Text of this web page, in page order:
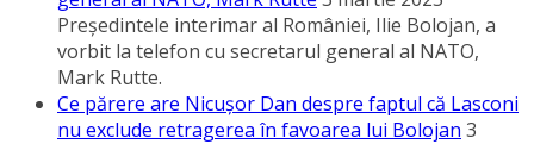
Preşedintele interimar al României, Ilie Bolojan, a
vorbit la telefon cu secretarul general al NATO,
Mark Rutte.
Ce părere are Nicuşor Dan despre faptul că Lasconi
nu exclude retragerea în favoarea lui Bolojan 3